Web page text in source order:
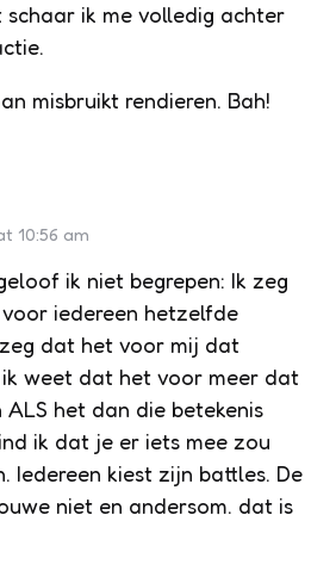
schaar ik me volledig achter
misbruikt rendieren. Bah!
10:56 am
ik niet begrepen: Ik zeg
iedereen hetzelfde
dat het voor mij dat
weet dat het voor meer dat
ALS het dan die betekenis
ik dat je er iets mee zou
Iedereen kiest zijn battles. De
niet en andersom. dat is